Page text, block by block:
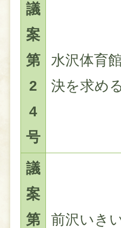
議
案
第
2
4
号
水沢体育
決を求め
議
案
第
前沢いき